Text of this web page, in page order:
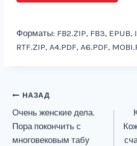
Форматы: FB2.ZIP, FB3, EPUB,
RTF.ZIP, A4.PDF, A6.PDF,
Навигация
по
записям
НАЗАД
Очень женские дела.
Пора покончить с
многовековым табу